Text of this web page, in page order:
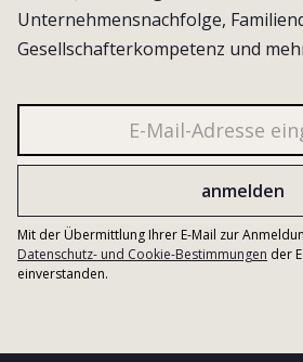
Unternehmensnachfolge,
Gesellschafterkompetenz und
Mit der Übermittlung Ihrer E-Mail zur
Datenschutz- und Cookie-Bestimmungen der
einverstanden.